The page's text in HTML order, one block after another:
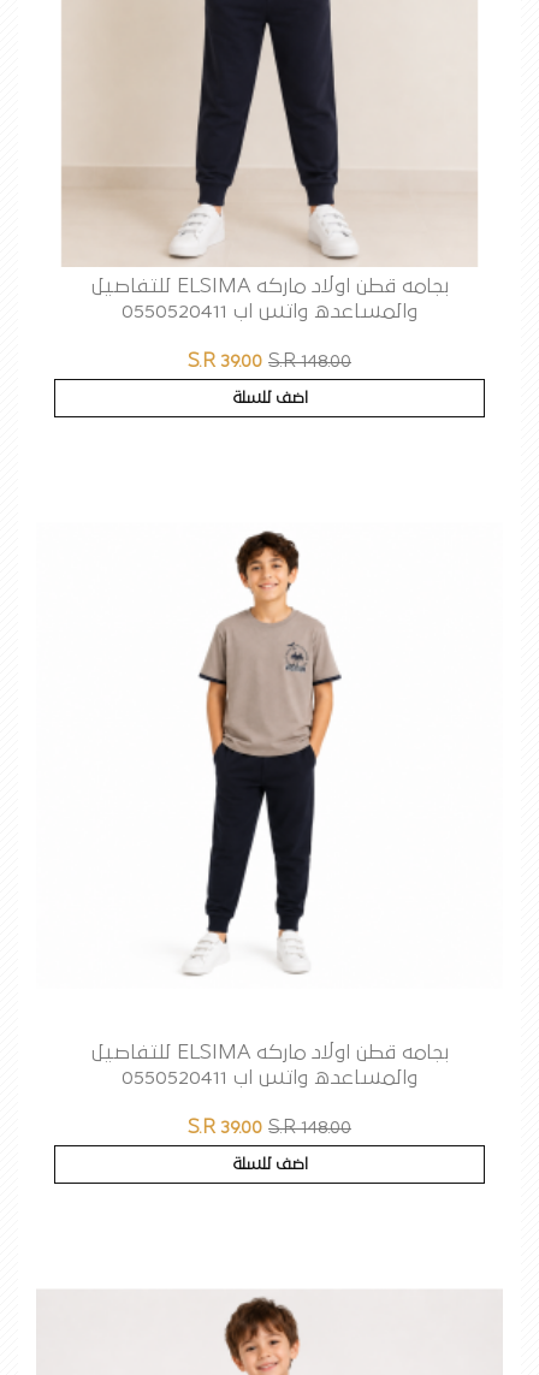
بجامه قطن اولاد ماركه ELSIMA للتفاصيل
والمساعده واتس اب 0550520411
S.R 39.00 S.R 148.00
اضف للسلة
بجامه قطن اولاد ماركه ELSIMA للتفاصيل
والمساعده واتس اب 0550520411
S.R 39.00 S.R 148.00
اضف للسلة